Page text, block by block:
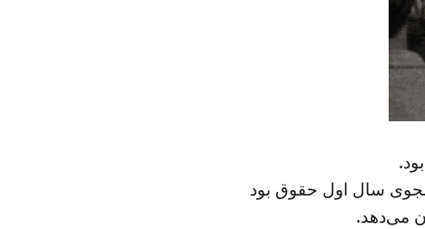
می‌دهد.